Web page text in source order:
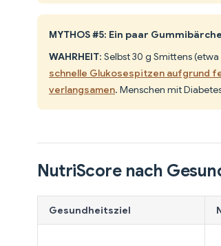
MYTHOS #5: Ein paar
WAHRHEIT: Selbst 30 g Smittens
schnelle Glukosespitzen aufgrund
verlangsamen. Menschen mit
NutriScore nach
Gesundheitsziel